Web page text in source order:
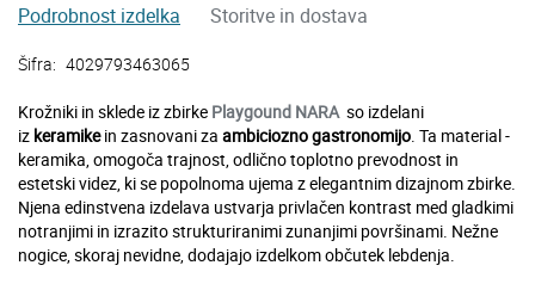
Podrobnost izdelka Storitve in dostava
Šifra: 4029793463065
Krožniki in sklede iz zbirke Playgound NARA so izdelani
iz keramikein zasnovani za ambiciozno gastronomijo. Ta material -
keramika, omogoča trajnost, odlično toplotno prevodnost in
estetski videz, ki se popolnoma ujema z elegantnim dizajnom zbirke.
Njena edinstvena izdelava ustvarja privlačen kontrast med gladkimi
notranjimi in izrazito strukturiranimi zunanjimi površinami. Nežne
nogice, skoraj nevidne, dodajajo izdelkom občutek lebdenja.